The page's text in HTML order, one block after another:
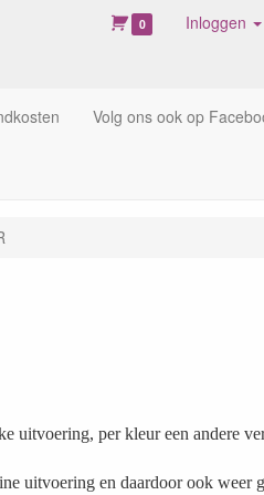
0 Inloggen
Volg ons ook op
uitvoering, per kleur een andere
uitvoering en daardoor ook weer